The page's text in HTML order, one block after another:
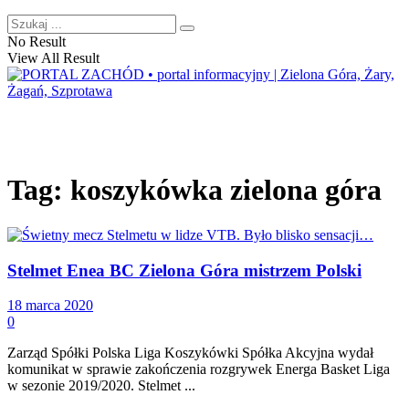
No Result
View All Result
Tag: koszykówka zielona góra
Stelmet Enea BC Zielona Góra mistrzem Polski
18 marca 2020
0
Zarząd Spółki Polska Liga Koszykówki Spółka Akcyjna wydał
komunikat w sprawie zakończenia rozgrywek Energa Basket Liga
w sezonie 2019/2020. Stelmet ...